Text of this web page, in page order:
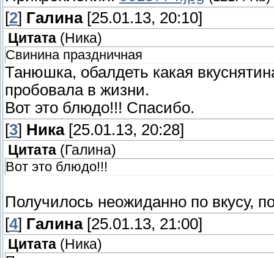
[2] Галина[25.01.13, 20:10]
Цитата ( Ника)
Свинина праздничная
Танюшка, обалдеть какая
пробовала в жизни.
Вот это блюдо!!! Спасибо.
[3] Ника[25.01.13, 20:28]
Цитата ( Галина)
Вот это блюдо!!!
Получилось неожиданно по вкусу,
[4] Галина[25.01.13, 21:00]
Цитата ( Ника)